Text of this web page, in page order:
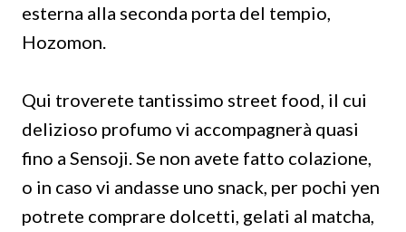
esterna alla seconda porta del tempio,
Hozomon.
Qui troverete tantissimo street food, il cui
delizioso profumo vi accompagnerà quasi
fino a Sensoji. Se non avete fatto colazione,
o in caso vi andasse uno snack, per pochi yen
potrete comprare dolcetti, gelati al matcha,